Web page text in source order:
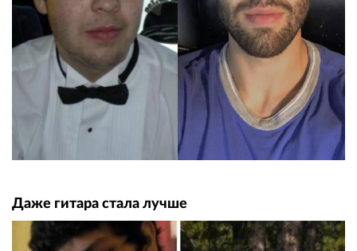
Даже гитара стала лучше